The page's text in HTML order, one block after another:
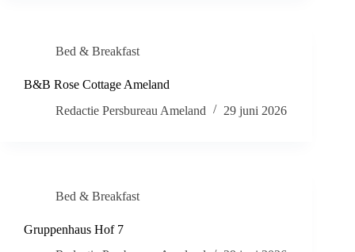
Bed & Breakfast
B&B Rose Cottage Ameland
Redactie Persbureau Ameland
29 juni 2026
Bed & Breakfast
Gruppenhaus Hof 7